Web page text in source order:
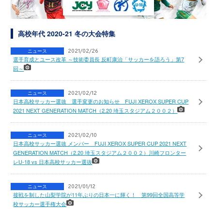
高校年代 2020-21 冬の大会特集
ニュース 2021/02/26
選手育成とユース改革 ～技術委員長 反町康治「サッカーを語ろう」第7
回～
ニュース 2021/02/12
日本高校サッカー選抜 選手変更のお知らせ FUJI XEROX SUPER CUP
2021 NEXT GENERATION MATCH（2.20 埼玉スタジアム２００２）
ニュース 2021/02/10
日本高校サッカー選抜 メンバー FUJI XEROX SUPER CUP 2021 NEXT
GENERATION MATCH（2.20 埼玉スタジアム２００２）川崎フロンター
レU-18 vs 日本高校サッカー選抜
ニュース 2021/01/12
接戦を制した山梨学院が11年ぶりの日本一に輝く！ 第99回全国高等学
校サッカー選手権大会